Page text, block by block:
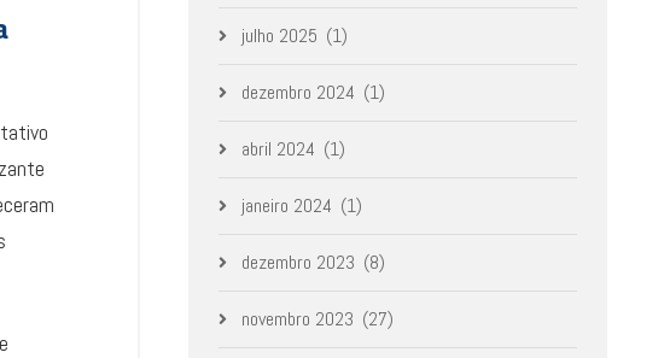
julho 2025 (1)
dezembro 2024 (1)
abril 2024 (1)
janeiro 2024 (1)
dezembro 2023 (8)
novembro 2023 (27)